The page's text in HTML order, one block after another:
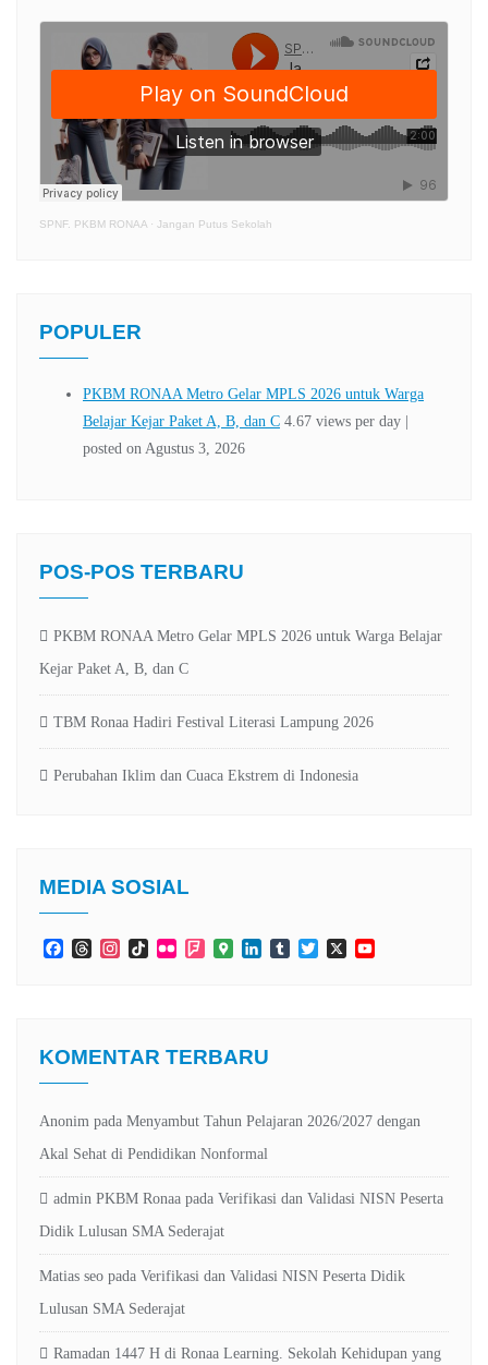
SPNF. PKBM RONAA · Jangan Putus Sekolah
POPULER
POS-POS TERBARU
PKBM RONAA Metro Gelar MPLS 2026 untuk Warga Belajar
Kejar Paket A, B, dan C
TBM Ronaa Hadiri Festival Literasi Lampung 2026
Perubahan Iklim dan Cuaca Ekstrem di Indonesia
MEDIA SOSIAL
FacebookThreadsInstagramTikTokFlickr Foursquare
GoogleLinkedInTumblrTwitter
X
KOMENTAR TERBARU
Anonim pada Menyambut Tahun Pelajaran 2026/2027 dengan
Akal Sehat di Pendidikan Nonformal
admin PKBM Ronaa pada Verifikasi dan Validasi NISN Peserta
Didik Lulusan SMA Sederajat
Matias seo pada Verifikasi dan Validasi NISN Peserta Didik
Lulusan SMA Sederajat
Ramadan 1447 H di Ronaa Learning. Sekolah Kehidupan yang